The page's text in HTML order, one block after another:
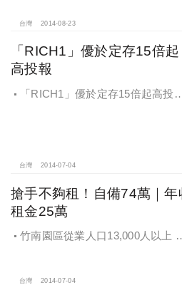
台灣 2014-08-23
「RICH1」優於定存15倍起
高投報
「RICH1」優於定存15倍起高投
台灣 2014-07-04
搶手不夠租！自備74萬｜年
租金25萬
竹南園區從業人口13,000人以上 搶
台灣 2014-07-04